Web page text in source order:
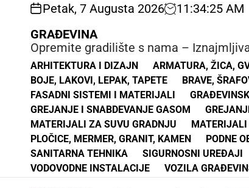
Petak, 7 Augusta 2026 11:34:26 AM
GRAĐEVINA
Opremite gradilište s nama –
ARHITEKTURA I DIZAJN ARMATURA, ŽICA,
BOJE, LAKOVI, LEPAK, TAPETE
BRAVE,
FASADNI SISTEMI I MATERIJALI
GREJANJE I SNABDEVANJE GASOM
MATERIJALI ZA SUVU GRADNJU
MATERIJALI
PLOČICE, MERMER, GRANIT, KAMEN
PODNE
SANITARNA TEHNIKA
SIGURNOSNI UREĐAJI
VODOVODNE INSTALACIJE
VOZILA